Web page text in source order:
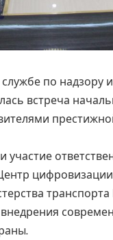
по надзору
встреча
участие